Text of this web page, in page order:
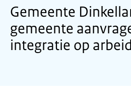
Gemeente
gemeente
integratie op